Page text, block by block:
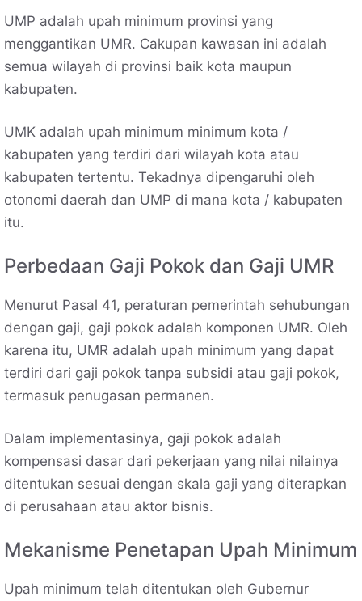
UMP adalah upah minimum provinsi yang
menggantikan UMR. Cakupan kawasan ini adalah
semua wilayah di provinsi baik kota maupun
kabupaten.
UMK adalah upah minimum minimum kota /
kabupaten yang terdiri dari wilayah kota atau
kabupaten tertentu. Tekadnya dipengaruhi oleh
otonomi daerah dan UMP di mana kota / kabupaten
itu.
Perbedaan Gaji Pokok dan Gaji UMR
Menurut Pasal 41, peraturan pemerintah sehubungan
dengan gaji, gaji pokok adalah komponen UMR. Oleh
karena itu, UMR adalah upah minimum yang dapat
terdiri dari gaji pokok tanpa subsidi atau gaji pokok,
termasuk penugasan permanen.
Dalam implementasinya, gaji pokok adalah
kompensasi dasar dari pekerjaan yang nilai nilainya
ditentukan sesuai dengan skala gaji yang diterapkan
di perusahaan atau aktor bisnis.
Mekanisme Penetapan Upah Minimum
Upah minimum telah ditentukan oleh Gubernur